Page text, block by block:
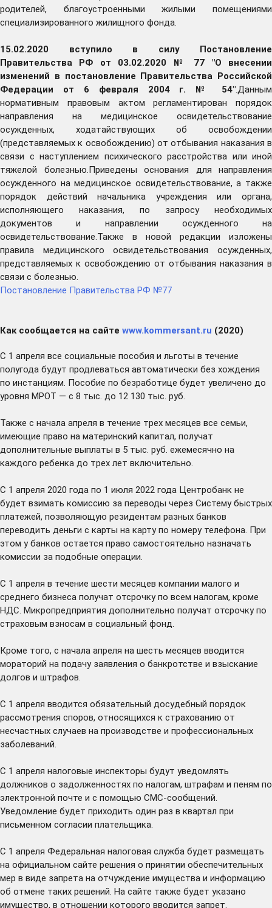
родителей, благоустроенными жилыми помещениями
специализированного жилищного фонда.
15.02.2020 вступило в силу Постановление
Правительства РФ от 03.02.2020 № 77 "О внесении
изменений в постановление Правительства Российской
Федерации от 6 февраля 2004 г. № 54".Данным
нормативным правовым актом регламентирован порядок
направления на медицинское освидетельствование
осужденных, ходатайствующих об освобождении
(представляемых к освобождению) от отбывания наказания в
связи с наступлением психического расстройства или иной
тяжелой болезнью.Приведены основания для направления
осужденного на медицинское освидетельствование, а также
порядок действий начальника учреждения или органа,
исполняющего наказания, по запросу необходимых
документов и направлении осужденного на
освидетельствование.Также в новой редакции изложены
правила медицинского освидетельствования осужденных,
представляемых к освобождению от отбывания наказания в
связи с болезнью.
Постановление Правительства РФ №77
Как сообщается на сайте www.kommersant.ru (2020)
С 1 апреля все социальные пособия и льготы в течение
полугода будут продлеваться автоматически без хождения
по инстанциям. Пособие по безработице будет увеличено до
уровня МРОТ — с 8 тыс. до 12 130 тыс. руб.
Также с начала апреля в течение трех месяцев все семьи,
имеющие право на материнский капитал, получат
дополнительные выплаты в 5 тыс. руб. ежемесячно на
каждого ребенка до трех лет включительно.
С 1 апреля 2020 года по 1 июля 2022 года Центробанк не
будет взимать комиссию за переводы через Систему быстрых
платежей, позволяющую резидентам разных банков
переводить деньги с карты на карту по номеру телефона. При
этом у банков остается право самостоятельно назначать
комиссии за подобные операции.
С 1 апреля в течение шести месяцев компании малого и
среднего бизнеса получат отсрочку по всем налогам, кроме
НДС. Микропредприятия дополнительно получат отсрочку по
страховым взносам в социальный фонд.
Кроме того, с начала апреля на шесть месяцев вводится
мораторий на подачу заявления о банкротстве и взыскание
долгов и штрафов.
С 1 апреля вводится обязательный досудебный порядок
рассмотрения споров, относящихся к страхованию от
несчастных случаев на производстве и профессиональных
заболеваний.
С 1 апреля налоговые инспекторы будут уведомлять
должников о задолженностях по налогам, штрафам и пеням по
электронной почте и с помощью СМС-сообщений.
Уведомление будет приходить один раз в квартал при
письменном согласии плательщика.
С 1 апреля Федеральная налоговая служба будет размещать
на официальном сайте решения о принятии обеспечительных
мер в виде запрета на отчуждение имущества и информацию
об отмене таких решений. На сайте также будет указано
имущество, в отношении которого вводится запрет.